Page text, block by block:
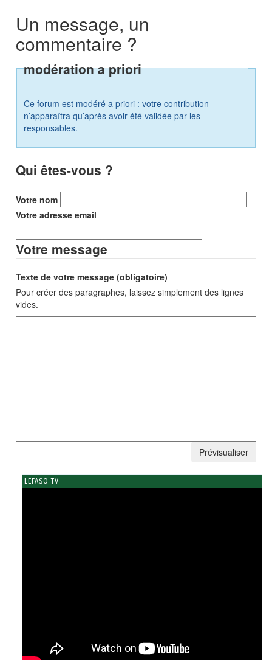
Un message, un
commentaire ?
modération a priori
Ce forum est modéré a priori : votre contribution
n’apparaîtra qu’après avoir été validée par les
responsables.
Qui êtes-vous ?
Votre nom
Votre adresse email
Votre message
Texte de votre message (obligatoire)
Pour créer des paragraphes, laissez simplement des lignes
vides.
LEFASO TV